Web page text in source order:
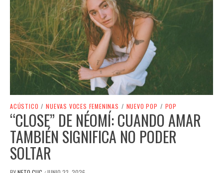
ACÚSTICO / NUEVAS VOCES FEMENINAS / NUEVO POP / POP
“CLOSE” DE NÉOMÍ: CUANDO AMAR
TAMBIÉN SIGNIFICA NO PODER
SOLTAR